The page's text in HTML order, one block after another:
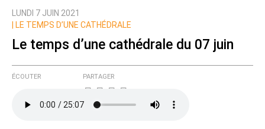
LUNDI 7 JUIN 2021
LE TEMPS D’UNE CATHÉDRALE
Le temps d’une cathédrale du 07 juin
ÉCOUTER PARTAGER